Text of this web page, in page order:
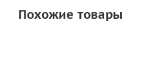
Похожие товары